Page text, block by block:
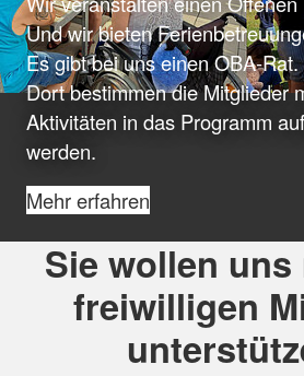
Und wir bieten
Es gibt bei uns einen OBA-Rat.
Dort bestimmen die Mitglieder
Aktivitäten in das Programm
werden.
Mehr erfahren
Sie wollen
freiwilligen